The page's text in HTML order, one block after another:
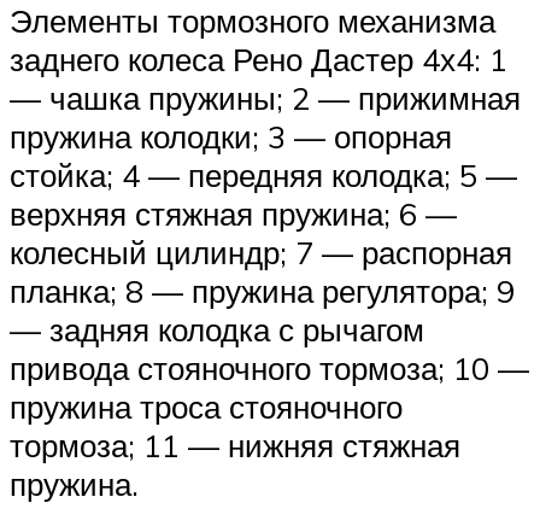
Элементы тормозного механизма
заднего колеса Рено Дастер 4х4: 1
— чашка пружины; 2 — прижимная
пружина колодки; 3 — опорная
стойка; 4 — передняя колодка; 5 —
верхняя стяжная пружина; 6 —
колесный цилиндр; 7 — распорная
планка; 8 — пружина регулятора; 9
— задняя колодка с рычагом
привода стояночного тормоза; 10 —
пружина троса стояночного
тормоза; 11 — нижняя стяжная
пружина.